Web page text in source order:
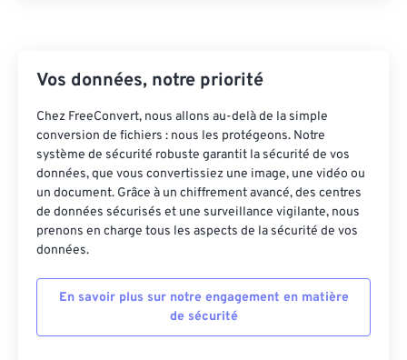
Vos données, notre priorité
Chez FreeConvert, nous allons au-delà de la simple
conversion de fichiers : nous les protégeons. Notre
système de sécurité robuste garantit la sécurité de vos
données, que vous convertissiez une image, une vidéo ou
un document. Grâce à un chiffrement avancé, des centres
de données sécurisés et une surveillance vigilante, nous
prenons en charge tous les aspects de la sécurité de vos
données.
En savoir plus sur notre engagement en matière
de sécurité